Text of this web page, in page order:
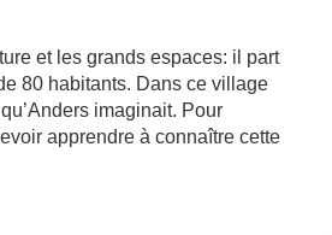
et les grands espaces: il part
80 habitants. Dans ce village
imaginait. Pour
apprendre à connaître cette